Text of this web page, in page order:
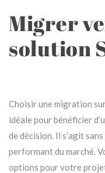
Migrer
solution
Choisir une migration
idéale pour bénéficier
de décision. Il s’agit
performant du marché.
options pour votre